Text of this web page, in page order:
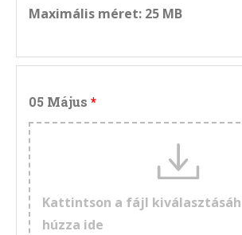
Maximális méret: 25 MB
05 Május
Kattintson a fájl
húzza ide